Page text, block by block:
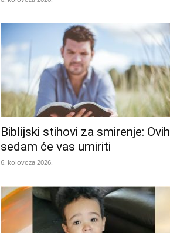
Biblijski stihovi za smirenje: Ovih
sedam će vas umiriti
6. kolovoza 2026.